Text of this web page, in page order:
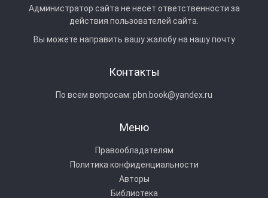
Администратор сайта не несёт ответственности за
действия пользователей сайта.
Вы можете направить вашу жалобу на нашу почту
Контакты
По всем вопросам: pbn.book@yandex.ru
Меню
Правообладателям
Политика конфиденциальности
Авторы
Библиотека